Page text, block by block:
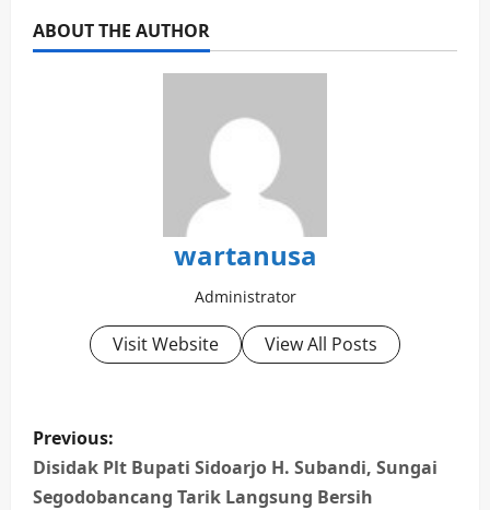
ABOUT THE AUTHOR
wartanusa
Administrator
Visit Website View All Posts
P
o
Previous:
Disidak Plt Bupati Sidoarjo H. Subandi, Sungai
Segodobancang Tarik Langsung Bersih